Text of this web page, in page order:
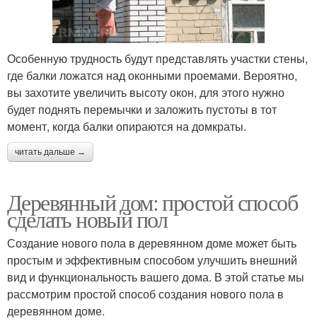
Особенную трудность будут представлять участки стены,
где балки ложатся над оконными проемами. Вероятно,
вы захотите увеличить высоту окон, для этого нужно
будет поднять перемычки и заложить пустоты в тот
момент, когда балки опираются на домкраты.
читать дальше →
Деревянный дом: простой способ
сделать новый пол
Создание нового пола в деревянном доме может быть
простым и эффективным способом улучшить внешний
вид и функциональность вашего дома. В этой статье мы
рассмотрим простой способ создания нового пола в
деревянном доме.